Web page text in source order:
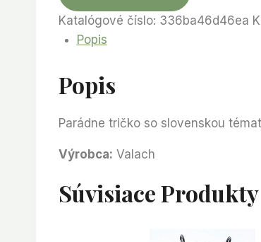
Katalógové číslo: 336ba46d46ea
Popis
Popis
Parádne tričko so slovenskou
Výrobca: Valach
Súvisiace Produkty